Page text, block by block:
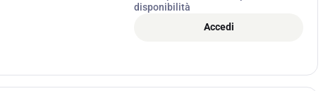
disponibilità
Accedi